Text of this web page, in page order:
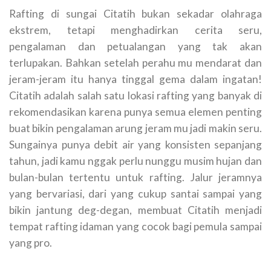
Rafting di sungai Citatih bukan sekadar olahraga
ekstrem, tetapi menghadirkan cerita seru,
pengalaman dan petualangan yang tak akan
terlupakan. Bahkan setelah perahu mu mendarat dan
jeram-jeram itu hanya tinggal gema dalam ingatan!
Citatih adalah salah satu lokasi rafting yang banyak di
rekomendasikan karena punya semua elemen penting
buat bikin pengalaman arung jeram mu jadi makin seru.
Sungainya punya debit air yang konsisten sepanjang
tahun, jadi kamu nggak perlu nunggu musim hujan dan
bulan-bulan tertentu untuk rafting. Jalur jeramnya
yang bervariasi, dari yang cukup santai sampai yang
bikin jantung deg-degan, membuat Citatih menjadi
tempat rafting idaman yang cocok bagi pemula sampai
yang pro.